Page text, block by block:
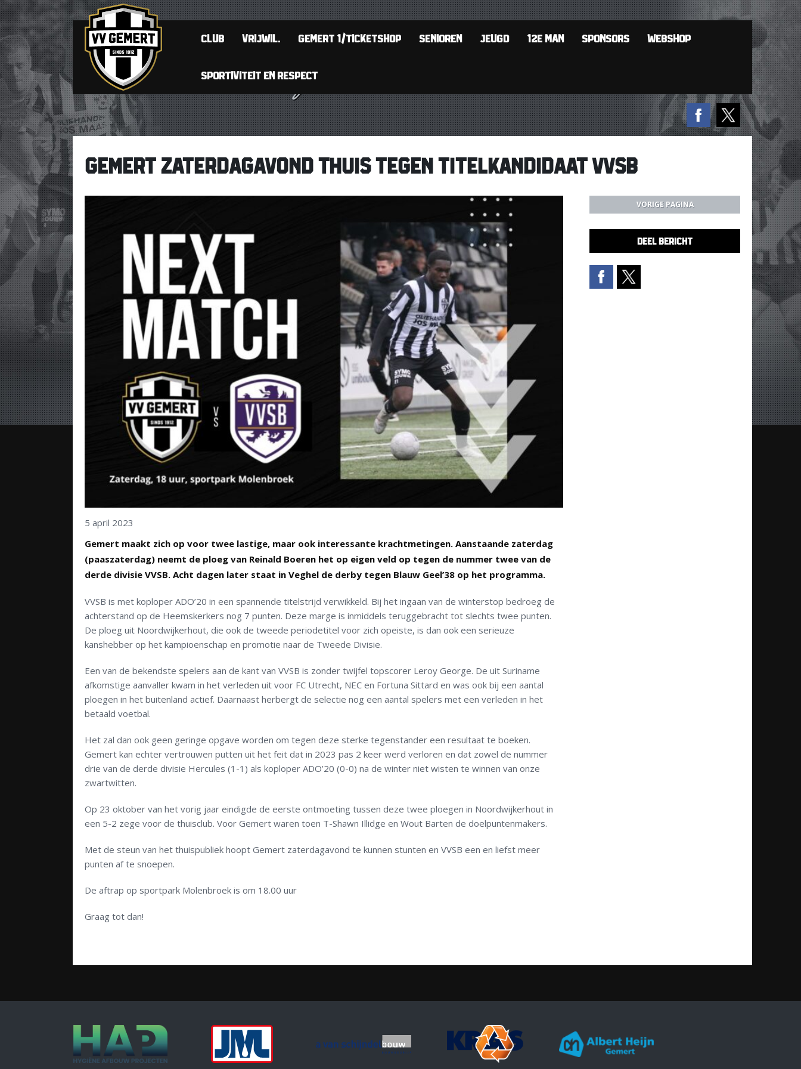
CLUB VRIJWIL. GEMERT 1/TICKETSHOP SENIOREN JEUGD 12E MAN SPONSORS WEBSHOP
SPORTIVITEIT EN RESPECT
GEMERT ZATERDAGAVOND THUIS TEGEN TITELKANDIDAAT VVSB
5 april 2023
Gemert maakt zich op voor twee lastige, maar ook interessante krachtmetingen. Aanstaande zaterdag
(paaszaterdag) neemt de ploeg van Reinald Boeren het op eigen veld op tegen de nummer twee van de
derde divisie VVSB. Acht dagen later staat in Veghel de derby tegen Blauw Geel’38 op het programma.
VVSB is met koploper ADO’20 in een spannende titelstrijd verwikkeld. Bij het ingaan van de winterstop bedroeg de
achterstand op de Heemskerkers nog 7 punten. Deze marge is inmiddels teruggebracht tot slechts twee punten.
De ploeg uit Noordwijkerhout, die ook de tweede periodetitel voor zich opeiste, is dan ook een serieuze
kanshebber op het kampioenschap en promotie naar de Tweede Divisie.
Een van de bekendste spelers aan de kant van VVSB is zonder twijfel topscorer Leroy George. De uit Suriname
afkomstige aanvaller kwam in het verleden uit voor FC Utrecht, NEC en Fortuna Sittard en was ook bij een aantal
ploegen in het buitenland actief. Daarnaast herbergt de selectie nog een aantal spelers met een verleden in het
betaald voetbal.
Het zal dan ook geen geringe opgave worden om tegen deze sterke tegenstander een resultaat te boeken.
Gemert kan echter vertrouwen putten uit het feit dat in 2023 pas 2 keer werd verloren en dat zowel de nummer
drie van de derde divisie Hercules (1-1) als koploper ADO’20 (0-0) na de winter niet wisten te winnen van onze
zwartwitten.
Op 23 oktober van het vorig jaar eindigde de eerste ontmoeting tussen deze twee ploegen in Noordwijkerhout in
een 5-2 zege voor de thuisclub. Voor Gemert waren toen T-Shawn Illidge en Wout Barten de doelpuntenmakers.
Met de steun van het thuispubliek hoopt Gemert zaterdagavond te kunnen stunten en VVSB een en liefst meer
punten af te snoepen.
De aftrap op sportpark Molenbroek is om 18.00 uur
Graag tot dan!
VORIGE PAGINA
DEEL BERICHT